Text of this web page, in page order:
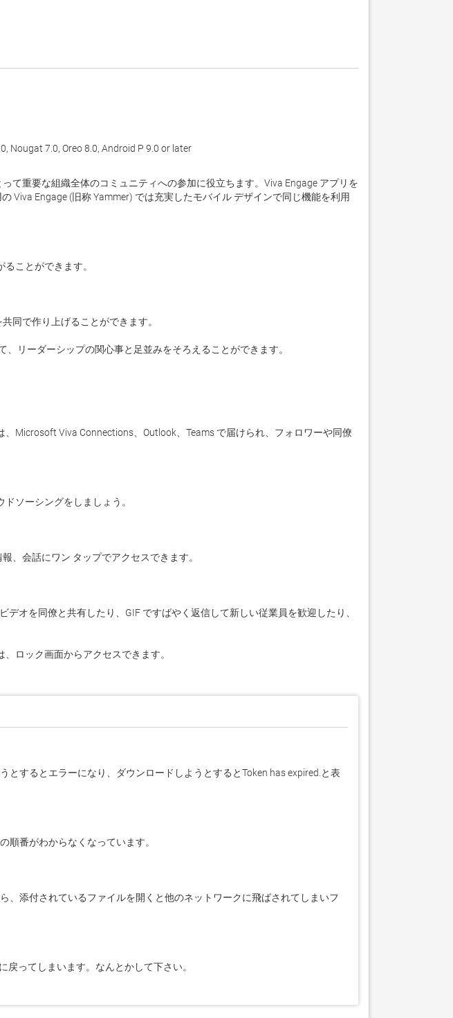
Nougat 7.0, Oreo 8.0, Android P 9.0 or later
て重要な組織全体のコミュニティへの参加に役立ちます。Viva Engage アプリを
Viva Engage (旧称 Yammer) では充実したモバイル デザインで同じ機能を利用
ことができます。
同で作り上げることができます。
リーダーシップの関心事と足並みをそろえることができます。
Microsoft Viva Connections、Outlook、Teams で届けられ、フォロワーや同僚
ソーシングをしましょう。
、会話にワン タップでアクセスできます。
オを同僚と共有したり、GIF ですばやく返信して新しい従業員を歓迎したり、
ロック画面からアクセスできます。
とするとエラーになり、ダウンロードしようとするとToken has expired.と表
順番がわからなくなっています。
、添付されているファイルを開くと他のネットワークに飛ばされてしまいフ
ってしまいます。なんとかして下さい。